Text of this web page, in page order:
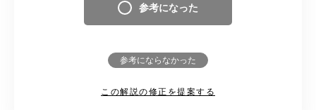
参考になった
参考にならなかった
この解説の修正を提案する